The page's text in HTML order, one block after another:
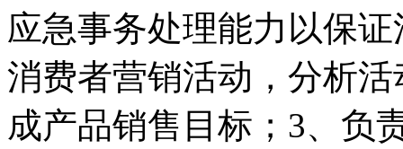
应急事务处理能力以保
消费者营销活动，分析
成产品销售目标；3、负